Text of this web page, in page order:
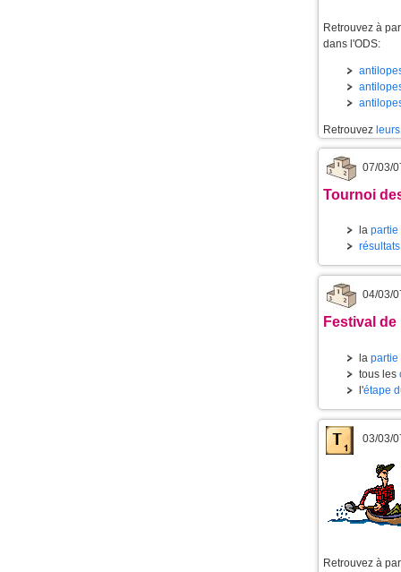
Retrouvez à
dans l'ODS:
Retrouvez
07/03/
Tournoi
la partie
04/03/
Festival
la partie
tous les
l'étape
03/03/
Retrouvez à